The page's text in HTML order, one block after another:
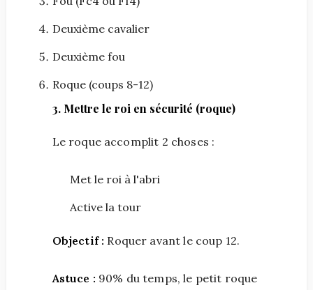
Deuxième cavalier
Deuxième fou
Roque (coups 8-12)
3. Mettre le roi en sécurité (roque)
Le roque accomplit 2 choses :
Met le roi à l'abri
Active la tour
Objectif : Roquer avant le coup 12.
Astuce : 90% du temps, le petit roque